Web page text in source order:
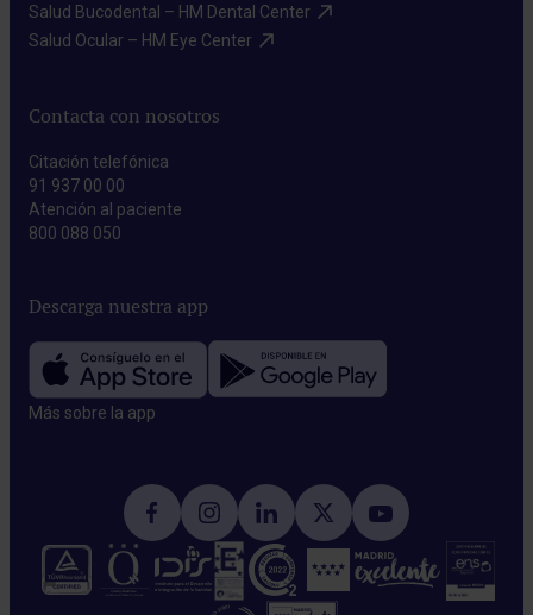
Salud Bucodental – HM Dental Center​
Salud Ocular – HM Eye Center​
Contacta con nosotros
Citación telefónica
91 937 00 00
Atención al paciente
800 088 050
Descarga nuestra app
Más sobre la app​